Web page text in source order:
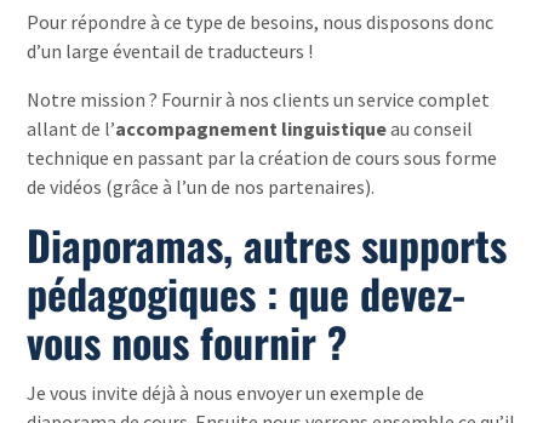
Pour répondre à ce type de besoins, nous disposons donc
d’un large éventail de traducteurs !
Notre mission ? Fournir à nos clients un service complet
allant de l’accompagnement linguistiqueau conseil
technique en passant par la création de cours sous forme
de vidéos (grâce à l’un de nos partenaires).
Diaporamas, autres supports
pédagogiques : que devez-
vous nous fournir ?
Je vous invite déjà à nous envoyer un exemple de